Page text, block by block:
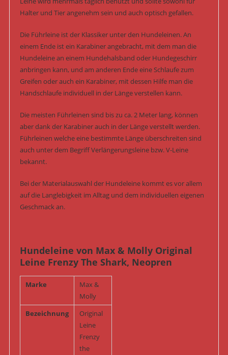
Halter und Tier angenehm sein und auch optisch gefallen.
Die Führleine ist der Klassiker unter den Hundeleinen. An
einem Ende ist ein Karabiner angebracht, mit dem man die
Hundeleine an einem Hundehalsband oder Hundegeschirr
anbringen kann, und am anderen Ende eine Schlaufe zum
Greifen oder auch ein Karabiner, mit dessen Hilfe man die
Handschlaufe individuell in der Länge verstellen kann.
Die meisten Führleinen sind bis zu ca. 2 Meter lang, können
aber dank der Karabiner auch in der Länge verstellt werden.
Führleinen welche eine bestimmte Länge überschreiten sind
auch unter dem Begriff Verlängerungsleine bzw. V-Leine
bekannt.
Bei der Materialauswahl der Hundeleine kommt es vor allem
auf die Langlebigkeit im Alltag und dem individuellen eigenen
Geschmack an.
Hundeleine von Max & Molly Original
Leine Frenzy The Shark, Neopren
Marke
Max &
Molly
Bezeichnung
Original
Leine
Frenzy
the